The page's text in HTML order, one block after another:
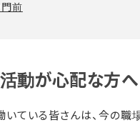
前
動が心配な方へ
いている皆さんは、今の職